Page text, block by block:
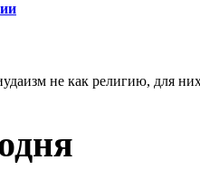
не как религию, для